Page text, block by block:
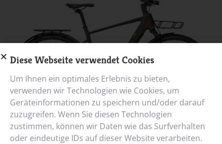
eEterna
Diese Webseite verwendet Cookies
Um Ihnen ein optimales Erlebnis zu bieten,
verwenden wir Technologien wie Cookies, um
Geräteinformationen zu speichern und/oder darauf
zuzugreifen. Wenn Sie diesen Technologien
zustimmen, können wir Daten wie das Surfverhalten
oder eindeutige IDs auf dieser Website verarbeiten.